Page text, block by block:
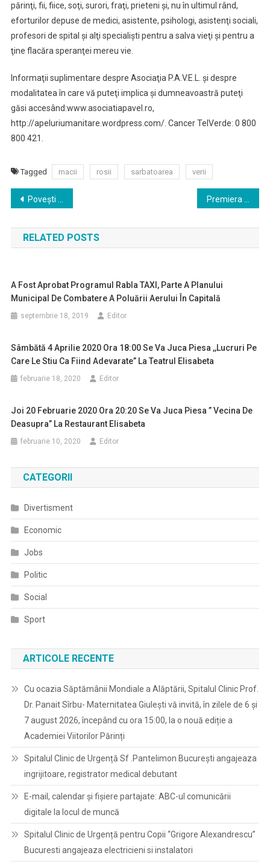
părinţi, fii, fiice, soţi, surori, fraţi, prieteni şi, nu în ultimul rând,
eforturilor depuse de medici, asistente, psihologi, asistenţi sociali,
profesori de spital şi alţi specialişti pentru a salva vieţi şi pentru a
ţine flacăra speranţei mereu vie.
Informaţii suplimentare despre Asociaţia P.A.V.E.L. şi despre
modalitatea în care vă puteţi implica şi dumneavoastră puteţi
găsi accesând:www.asociatiapavel.ro,
http://apeluriumanitare.wordpress.com/. Cancer TelVerde: 0 800
800 421.
Tagged macii rosii sarbatoarea verii
Navigare
în
articole
Poveşti cu poveţe pentru copiii din Sectorul 6
RELATED POSTS
A Fost Aprobat Programul Rabla TAXI, Parte A Planului
Municipal De Combatere A Poluării Aerului În Capitală
septembrie 18, 2019 Editor
Sâmbătă 4 Aprilie 2020 Ora 18:00 Se Va Juca Piesa ,,Lucruri Pe
Care Le Stiu Ca Fiind Adevarate” La Teatrul Elisabeta
februarie 18, 2020 Editor
Joi 20 Februarie 2020 Ora 20:20 Se Va Juca Piesa ” Vecina De
Deasupra” La Restaurant Elisabeta
februarie 10, 2020 Editor
CATEGORII
Divertisment
Economic
Jobs
Politic
Social
Sport
ARTICOLE RECENTE
Cu ocazia Săptămânii Mondiale a Alăptării, Spitalul Clinic Prof.
Dr. Panait Sîrbu- Maternitatea Giulești vă invită, în zilele de 6 și
7 august 2026, începând cu ora 15:00, la o nouă ediție a
Academiei Viitorilor Părinți
Spitalul Clinic de Urgență Sf .Pantelimon București angajeaza
ingrijitoare, registrator medical debutant
E-mail, calendar şi fişiere partajate: ABC-ul comunicării
digitale la locul de muncă
Spitalul Clinic de Urgență pentru Copii “Grigore Alexandrescu”
Bucuresti angajeaza electricieni si instalatori